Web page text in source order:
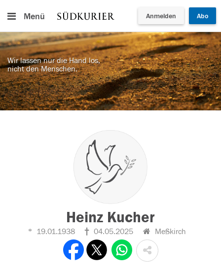
Menü Anmelden Abo
Wir lassen nur die Hand los,
nicht den Menschen.
Heinz Kucher
19.01.1938 04.05.2025 Meßkirch